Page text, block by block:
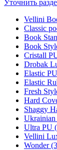
Уточнить
Vellini
Classic
Book
Book
Cristall
Drobak
Elastic
Elastic
Fresh
Hard
Shaggy
Ukrainian
Ultra PU
Vellini
Wonder